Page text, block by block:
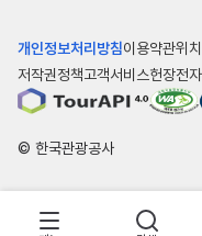
개인정보처리방침이용약관위
저작권정책고객서비스헌장전
© 한국관광공사